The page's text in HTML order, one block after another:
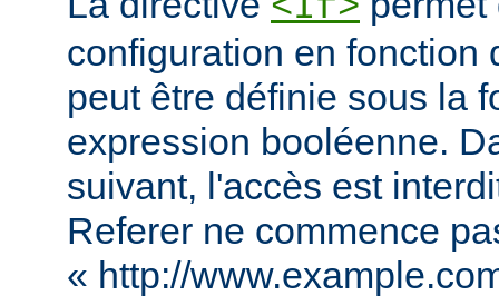
configuration en fonction
peut être définie sous la
expression booléenne.
suivant, l'accès est
Referer ne commence
« http://